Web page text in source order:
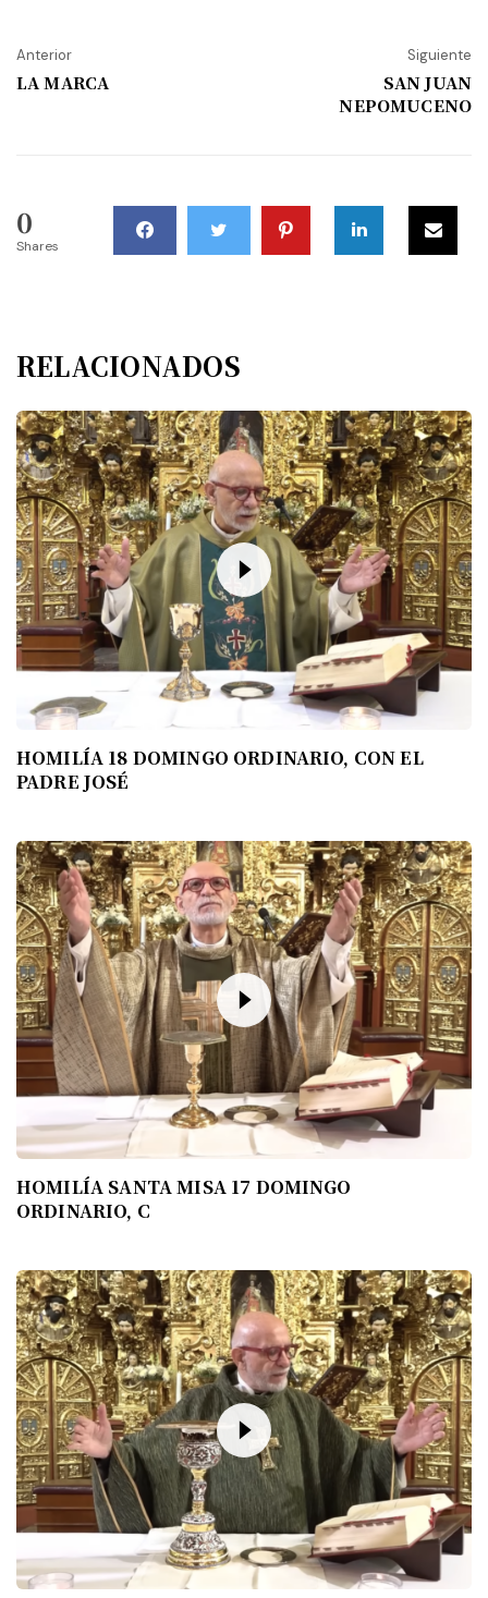
Anterior
LA MARCA
Siguiente
SAN JUAN
NEPOMUCENO
0
Shares
RELACIONADOS
HOMILÍA 18 DOMINGO ORDINARIO, CON EL
PADRE JOSÉ
HOMILÍA SANTA MISA 17 DOMINGO
ORDINARIO, C